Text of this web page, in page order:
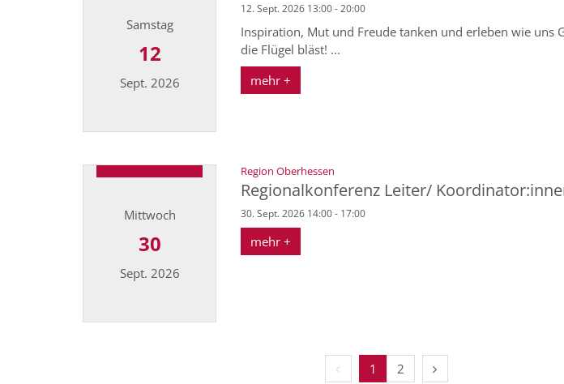
Samstag
12
Sept. 2026
12. Sept. 2026 13:00 - 20:00
Inspiration, Mut und Freude tanken und erleben wie uns
die Flügel bläst! ...
mehr +
Mittwoch
30
Sept. 2026
Region Oberhessen
Regionalkonferenz Leiter/
30. Sept. 2026 14:00 - 17:00
mehr +
Vorherige Seite
1 2 Nächste Seite